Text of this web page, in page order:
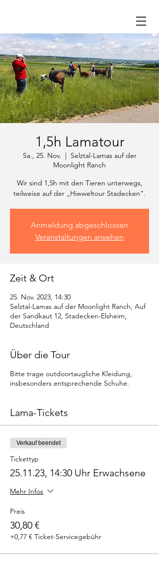
1,5h Lamatour
Sa., 25. Nov.
  |
Selztal-Lamas auf der
Moonlight Ranch
Wir sind 1,5h mit den Tieren unterwegs,
Anmeldung abgeschlossen
Veranstaltungen ansehen
Zeit & Ort
25. Nov. 2023, 14:30
Selztal-Lamas auf der Moonlight Ranch, Auf
der Sandkaut 12, Stadecken-Elsheim,
Deutschland
Über die Tour
Bitte trage outdoortaugliche Kleidung,
insbesonders entsprechende Schuhe.
Lama-Tickets
Verkauf beendet
Tickettyp
25.11.23, 14:30 Uhr Erwachsene
Mehr Infos
Preis
30,80 €
+0,77 € Ticket-Servicegebühr